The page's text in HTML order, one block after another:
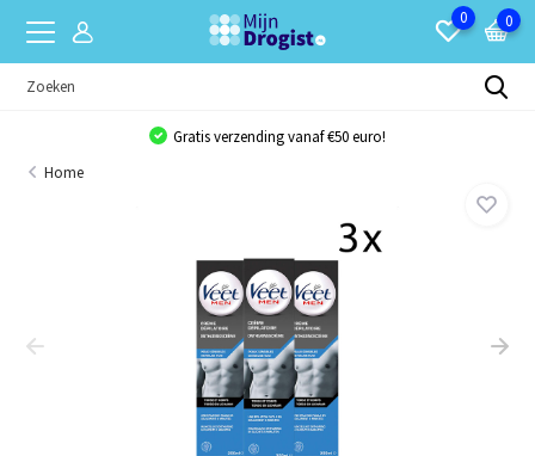
0 0
Gratis verzending vanaf €50 euro!
Home